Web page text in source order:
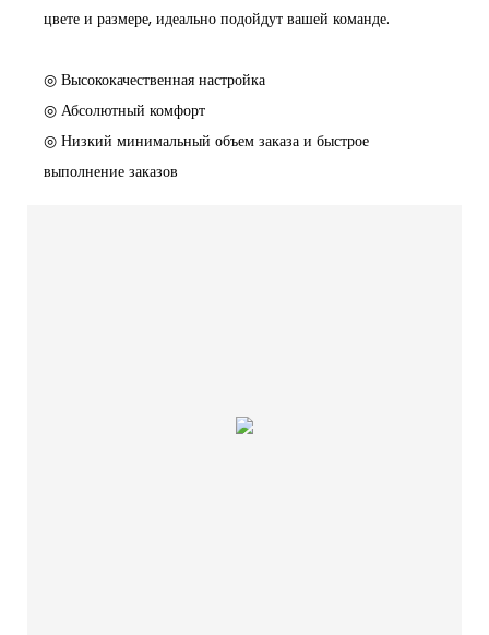
цвете и размере, идеально подойдут вашей команде.
◎ Высококачественная настройка
◎ Абсолютный комфорт
◎ Низкий минимальный объем заказа и быстрое
выполнение заказов